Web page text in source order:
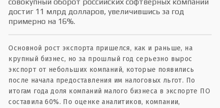
достиг 11 млрд долларов, увеличившись за год
примерно на 16%.
Основной рост экспорта пришелся, как и раньше, на
крупный бизнес, но за прошлый год серьезно вырос
экспорт от небольших компаний, которые появились
после начала предоставления им налоговых льгот. По
итогам года доля компаний малого бизнеса в экспорте ПО
составила 60%. По оценке аналитиков, компании,